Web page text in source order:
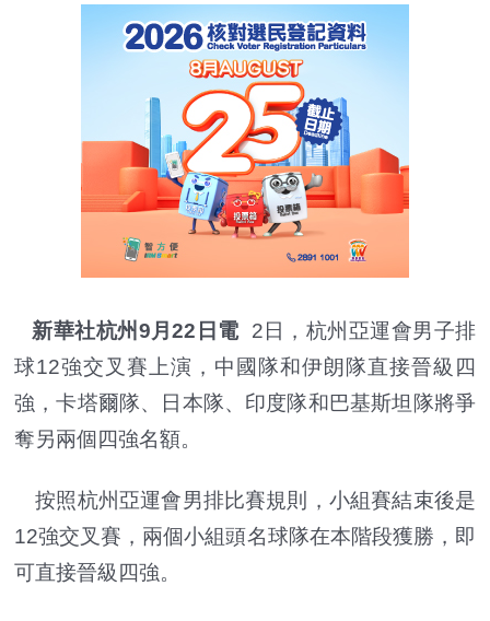
新華社杭州9月22日電 2日，杭州亞運會男子排
球12強交叉賽上演，中國隊和伊朗隊直接晉級四
強，卡塔爾隊、日本隊、印度隊和巴基斯坦隊將爭
奪另兩個四強名額。
按照杭州亞運會男排比賽規則，小組賽結束後是
12強交叉賽，兩個小組頭名球隊在本階段獲勝，即
可直接晉級四強。